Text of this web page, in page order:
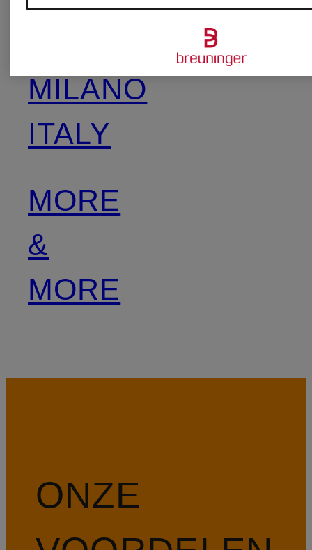
MILANO
ITALY
MORE
&
MORE
ZINDA
ONZE